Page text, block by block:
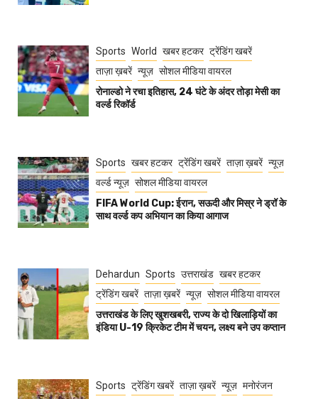
Sports World खबर हटकर ट्रेंडिंग खबरें
ताज़ा ख़बरें न्यूज़ सोशल मीडिया वायरल
रोनाल्डो ने रचा इतिहास, 24 घंटे के अंदर तोड़ा मेसी का
वर्ल्ड रिकॉर्ड
Sports खबर हटकर ट्रेंडिंग खबरें ताज़ा ख़बरें न्यूज़
वर्ल्ड न्यूज़ सोशल मीडिया वायरल
FIFA World Cup: ईरान, सऊदी और मिस्र ने ड्रॉ के
साथ वर्ल्ड कप अभियान का किया आगाज
Dehardun Sports उत्तराखंड खबर हटकर
ट्रेंडिंग खबरें ताज़ा ख़बरें न्यूज़ सोशल मीडिया वायरल
उत्तराखंड के लिए खुशखबरी, राज्य के दो खिलाड़ियों का
इंडिया U-19 क्रिकेट टीम में चयन, लक्ष्य बने उप कप्तान
Sports ट्रेंडिंग खबरें ताज़ा ख़बरें न्यूज़ मनोरंजन